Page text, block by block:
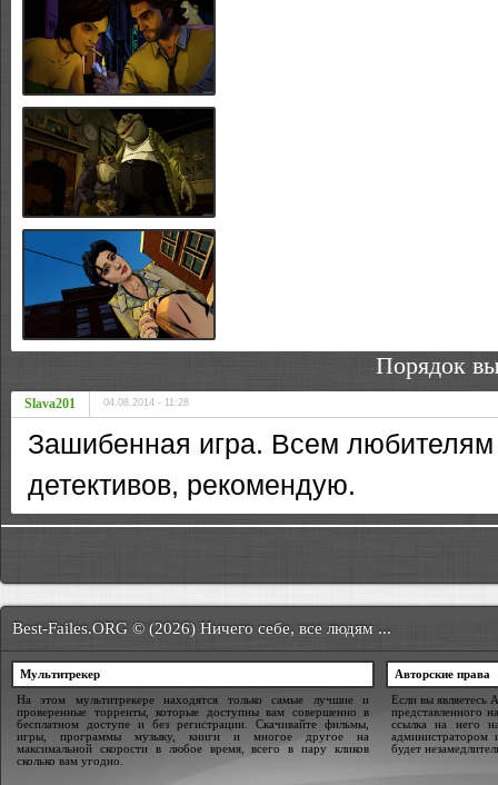
Порядок
Slava201 04.08.2014 - 11:28
Зашибенная игра. Всем
детективов, рекомендую.
Best-Failes.ORG © (2026) Ничего себе, все людям ...
Мультитрекер
На этом мультитрекере находятся только самые лучшие и
проверенные торренты, которые доступны вам совершенно в
бесплатном доступе и без регистрации. Скачивайте фильмы,
игры, программы музыку, книги и многое другое на
максимальной скорости в любое время, всего в пару кликов
сколько вам угодно.
Авторские права
Если вы являетесь
представленного
ссылка на него
администратором
будет